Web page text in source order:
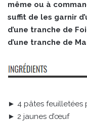
même ou à
suffit de les garnir
d’une tranche de
d’une tranche de
► 4 pâtes feuilletées
► 2 jaunes d’œuf